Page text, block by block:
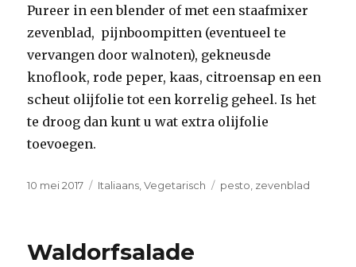
Pureer in een blender of met een staafmixer
zevenblad, pijnboompitten (eventueel te
vervangen door walnoten), gekneusde
knoflook, rode peper, kaas, citroensap en een
scheut olijfolie tot een korrelig geheel. Is het
te droog dan kunt u wat extra olijfolie
toevoegen.
Geplaatst
10 mei 2017 Categorieën
Italiaans,Vegetarisch Tags
pesto, zevenblad
Waldorfsalade